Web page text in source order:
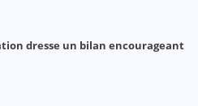
dresse un bilan encourageant